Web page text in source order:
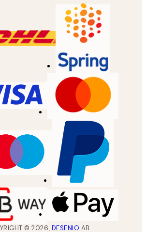
©2026, DESENIO AB